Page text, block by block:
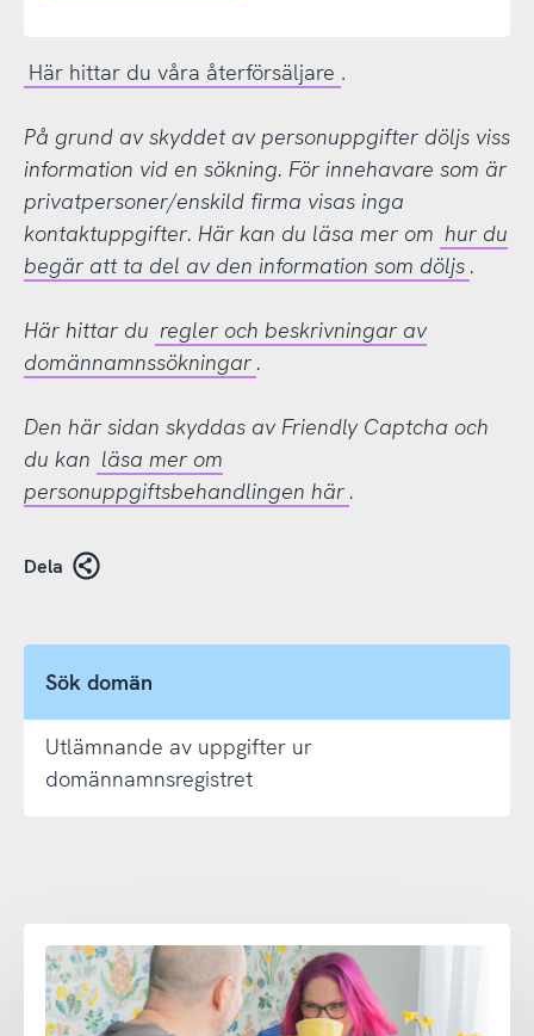
Här hittar du våra återförsäljare .
På grund av skyddet av personuppgifter döljs viss
information vid en sökning. För innehavare som är
privatpersoner/enskild firma visas inga
kontaktuppgifter. Här kan du läsa mer om hur du
begär att ta del av den information som döljs .
Här hittar du regler och beskrivningar av
domännamnssökningar .
Den här sidan skyddas av Friendly Captcha och
du kan läsa mer om
personuppgiftsbehandlingen här .
Dela
Sök domän
Utlämnande av uppgifter ur
domännamnsregistret